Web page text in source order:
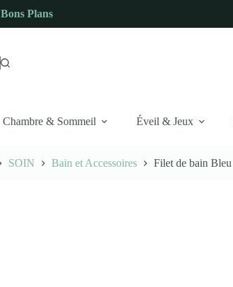
Bons Plans
Chambre & Sommeil Éveil & Jeux
SOIN Bain et Accessoires Filet de bain Bleu